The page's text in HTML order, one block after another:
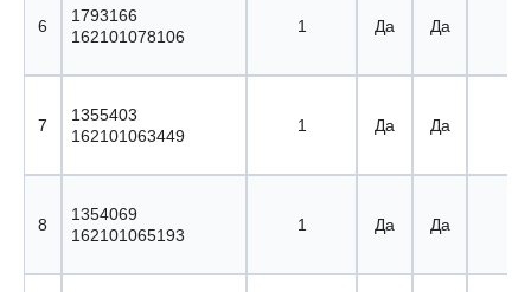
6
1793166
162101078106
1 Да Да
7
1355403
162101063449
1 Да Да
8
1354069
162101065193
1 Да Да